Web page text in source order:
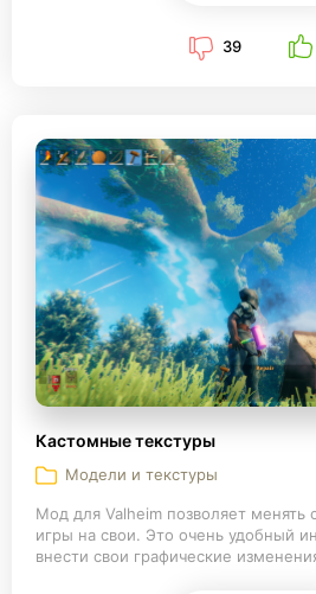
39
Кастомные текстуры
Модели и текстуры
Мод для Valheim позволяет менять
игры на свои. Это очень удобный
внести свои графические